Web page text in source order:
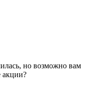
но возможно вам
акции?